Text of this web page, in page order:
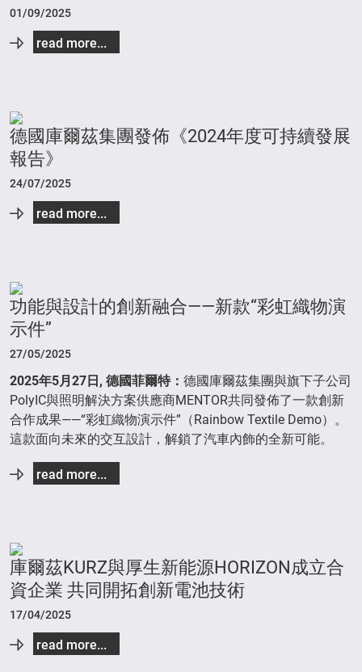
01/09/2025
read more...
德國庫爾茲集團發佈《2024年度可持續發展
報告》
24/07/2025
read more...
功能與設計的創新融合——新款“彩虹織物演
示件”
27/05/2025
2025年5月 27 日 , 德國菲爾特： 德國庫爾茲集團與旗下子公司
PolyIC與照明解決方案供應商MENTOR共同發佈了一款創新
合作成果——“彩虹織物演示件”（Rainbow Textile Demo）。
這款面向未來的交互設計，解鎖了汽車內飾的全新可能。
read more...
庫爾茲KURZ與厚生新能源HORIZON成立合
資企業 共同開拓創新電池技術
17/04/2025
read more...